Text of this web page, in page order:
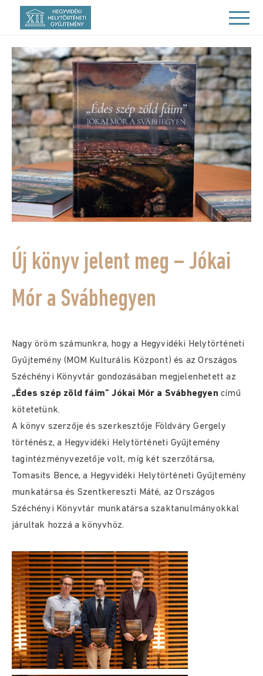
Új könyv jelent meg – Jókai
Mór a Svábhegyen
Nagy öröm számunkra, hogy a Hegyvidéki Helytörténeti
Gyűjtemény (MOM Kulturális Központ) és az Országos
Széchényi Könyvtár gondozásában megjelenhetett az
„Édes szép zöld fáim” Jókai Mór a Svábhegyen című
kötetetünk.
A könyv szerzője és szerkesztője Földváry Gergely
történész, a Hegyvidéki Helytörténeti Gyűjtemény
tagintézményvezetője volt, míg két szerzőtársa,
Tomasits Bence, a Hegyvidéki Helytörténeti Gyűjtemény
munkatársa és Szentkereszti Máté, az Országos
Széchényi Könyvtár munkatársa szaktanulmányokkal
járultak hozzá a könyvhöz.